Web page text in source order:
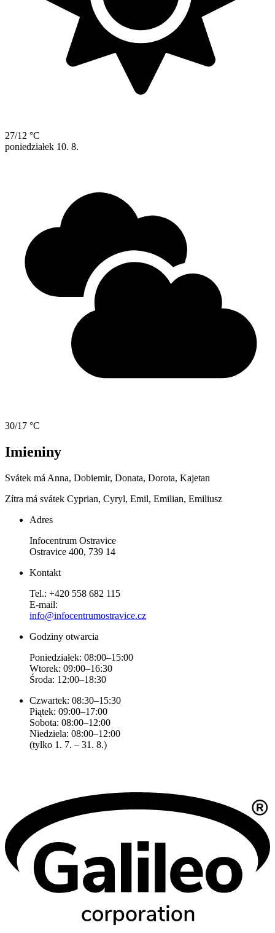
27/12 °C
poniedziałek 10. 8.
30/17 °C
Imieniny
Svátek má Anna, Dobiemir, Donata, Dorota, Kajetan
Zítra má svátek Cyprian, Cyryl, Emil, Emilian, Emiliusz
Adres
Infocentrum Ostravice
Ostravice 400, 739 14
Kontakt
Tel.: +420 558 682 115
E-mail:
info@infocentrumostravice.cz
Godziny otwarcia
Poniedziałek: 08:00–15:00
Wtorek: 09:00–16:30
Środa: 12:00–18:30
Czwartek: 08:30–15:30
Piątek: 09:00–17:00
Sobota: 08:00–12:00
Niedziela: 08:00–12:00
(tylko 1. 7. – 31. 8.)